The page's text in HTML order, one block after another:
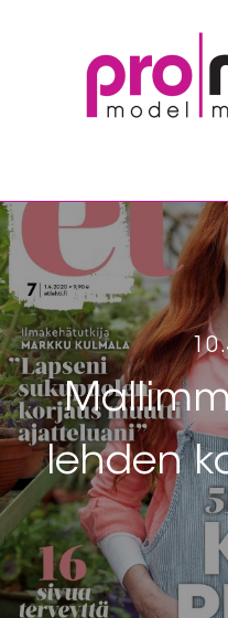
lehden